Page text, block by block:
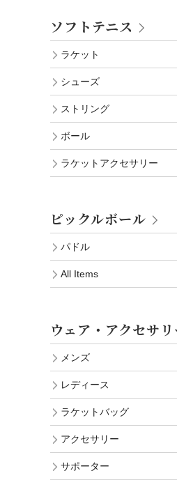
ソフトテニス
ラケット
シューズ
ストリング
ボール
ラケットアクセサリー
ピックルボール
パドル
All Items
ウェア・アクセサリ
メンズ
レディース
ラケットバッグ
アクセサリー
サポーター